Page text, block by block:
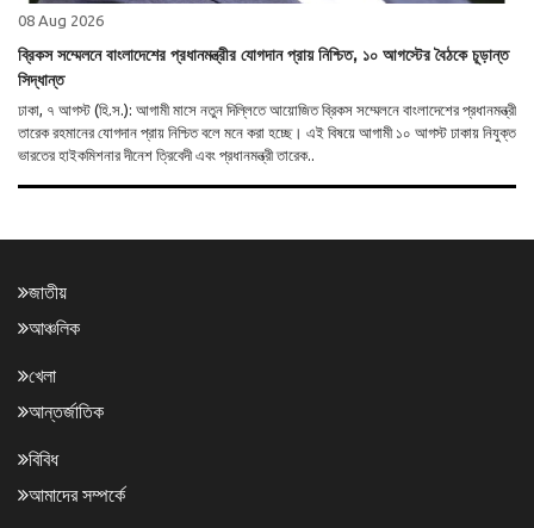
08 Aug 2026
ব্রিকস সম্মেলনে বাংলাদেশের প্রধানমন্ত্রীর যোগদান প্রায় নিশ্চিত, ১০ আগস্টের বৈঠকে চূড়ান্ত
সিদ্ধান্ত
ঢাকা, ৭ আগস্ট (হি.স.): আগামী মাসে নতুন দিল্লিতে আয়োজিত ব্রিকস সম্মেলনে বাংলাদেশের প্রধানমন্ত্রী
তারেক রহমানের যোগদান প্রায় নিশ্চিত বলে মনে করা হচ্ছে। এই বিষয়ে আগামী ১০ আগস্ট ঢাকায় নিযুক্ত
ভারতের হাইকমিশনার দীনেশ ত্রিবেদী এবং প্রধানমন্ত্রী তারেক..
জাতীয়
আঞ্চলিক
খেলা
আন্তর্জাতিক
বিবিধ
আমাদের সম্পর্কে